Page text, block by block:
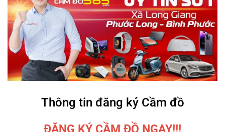
Thông tin đăng ký Cầm đồ